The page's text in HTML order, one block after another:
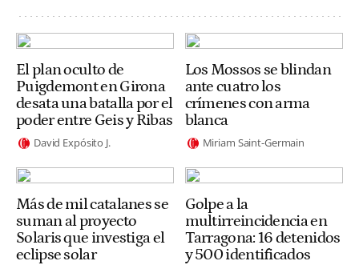
El plan oculto de
Puigdemont en Girona
desata una batalla por el
poder entre Geis y Ribas
David Expósito J.
Los Mossos se blindan
ante cuatro los
crímenes con arma
blanca
Miriam Saint-Germain
Más de mil catalanes se
suman al proyecto
Solaris que investiga el
eclipse solar
Golpe a la
multirreincidencia en
Tarragona: 16 detenidos
y 500 identificados